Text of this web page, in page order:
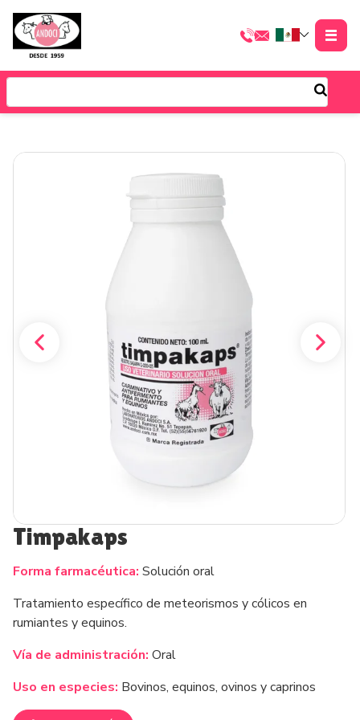
Timpakaps
Forma farmacéutica: Solución oral
Tratamiento específico de meteorismos y cólicos en
rumiantes y equinos.
Vía de administración: Oral
Uso en especies: Bovinos, equinos, ovinos y caprinos